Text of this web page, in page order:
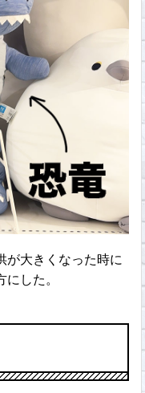
が大きくなった時に
にした。